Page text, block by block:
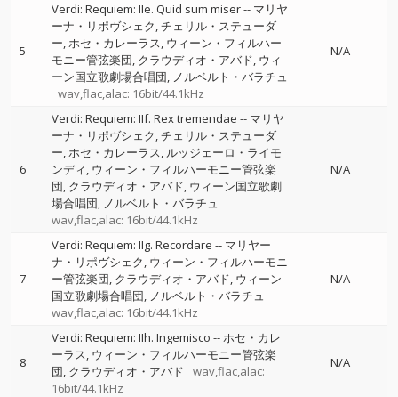
5
Verdi: Requiem: IIe. Quid sum miser-- マリヤ
ーナ・リポヴシェク チェリル・ステューダ
ー ホセ・カレーラス ウィーン・フィルハー
モニー管弦楽団 クラウディオ・アバド ウィ
ーン国立歌劇場合唱団 ノルベルト・バラチュ
wav,flac,alac: 16bit/44.1kHz
N/A
6
Verdi: Requiem: IIf. Rex tremendae -- マリヤ
ーナ・リポヴシェク チェリル・ステューダ
ー ホセ・カレーラス ルッジェーロ・ライモ
ンディ ウィーン・フィルハーモニー管弦楽
団 クラウディオ・アバド ウィーン国立歌劇
場合唱団 ノルベルト・バラチュ
wav,flac,alac: 16bit/44.1kHz
N/A
7
Verdi: Requiem: IIg. Recordare -- マリヤー
ナ・リポヴシェク ウィーン・フィルハーモニ
ー管弦楽団 クラウディオ・アバド ウィーン
国立歌劇場合唱団 ノルベルト・バラチュ
wav,flac,alac: 16bit/44.1kHz
N/A
8
Verdi: Requiem: IIh. Ingemisco --ホセ・カレ
ーラス ウィーン・フィルハーモニー管弦楽
団 クラウディオ・アバド
wav,flac,alac:
16bit/44.1kHz
N/A